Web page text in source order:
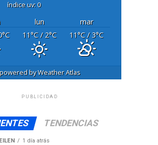
índice uv: 0
lun
mar
°C 11°C/ 2°C 11°C/ 3°C
powered byWeather Atlas
PUBLICIDAD
TENDENCIAS
1 día atrás